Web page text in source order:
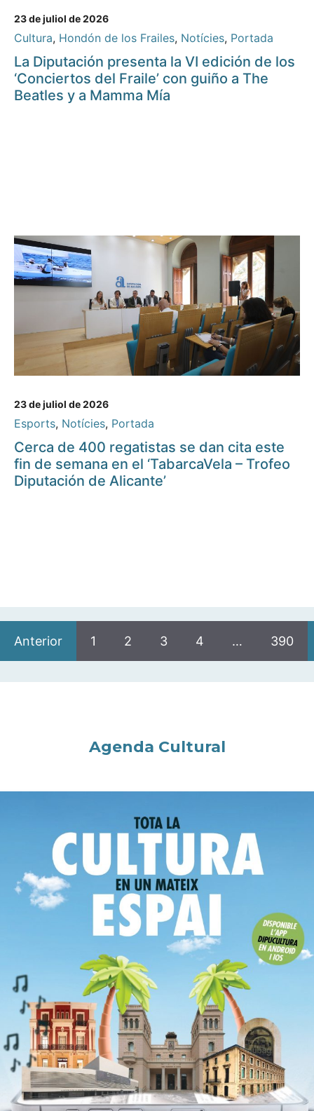
23 de juliol de 2026
Cultura, Hondón de los Frailes, Notícies, Portada
La Diputación presenta la VI edición de los
‘Conciertos del Fraile’ con guiño a The
Beatles y a Mamma Mía
23 de juliol de 2026
Esports, Notícies, Portada
Cerca de 400 regatistas se dan cita este
fin de semana en el ‘TabarcaVela – Trofeo
Diputación de Alicante’
Anterior 1 2 3 4 … 390
Agenda Cultural